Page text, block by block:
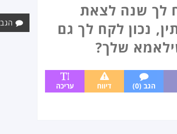
לך שנה לצאת
נכון לקח לך גם
שלך?
הגב (0) דיווח עריכה